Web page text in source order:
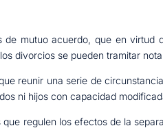
mutuo acuerdo, que en
divorcios se pueden tramitar
reunir una serie de
ni hijos con capacidad
regulen los efectos de la